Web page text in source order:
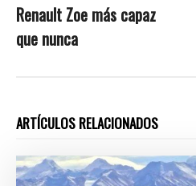
Renault Zoe más capaz
que nunca
ARTÍCULOS RELACIONADOS